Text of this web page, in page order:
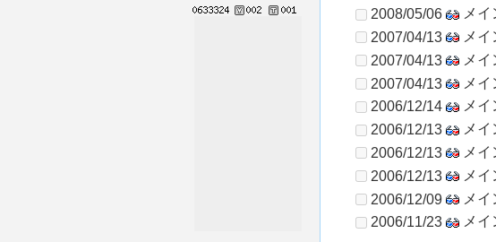
2008/05/06
メイ
2007/04/13
メ
2007/04/13
メ
2007/04/13
メ
2006/12/14
メイ
2006/12/13
メ
2006/12/13
メ
2006/12/13
メ
2006/12/09
メ
2006/11/23
メ